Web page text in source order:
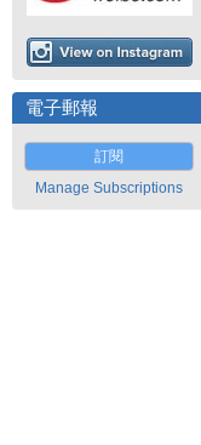
電子郵報
訂閱
Manage Subscriptions